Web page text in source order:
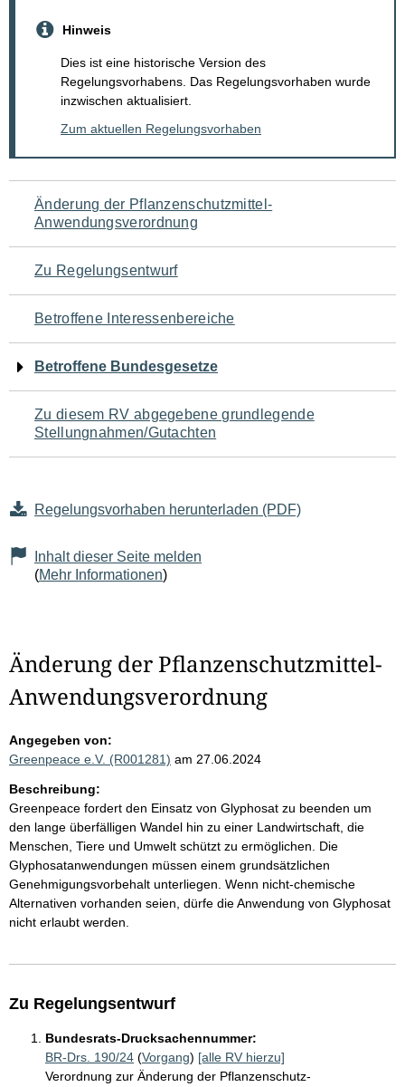
Hinweis
Dies ist eine historische Version des
Regelungsvorhabens. Das Regelungsvorhaben wurde
inzwischen aktualisiert.
Zum aktuellen Regelungsvorhaben
Navigation
für
den
Seiteninhalt
Änderung der Pflanzenschutzmittel-
Anwendungsverordnung
Zu Regelungsentwurf
Betroffene Interessenbereiche
Betroffene Bundesgesetze
Zu diesem RV abgegebene grundlegende
Stellungnahmen/Gutachten
Regelungsvorhaben herunterladen (PDF)
Inhalt dieser Seite melden
(Mehr Informationen)
Änderung der Pflanzenschutzmittel-
Anwendungsverordnung
Angegeben von:
Greenpeace e.V. (R001281) am 27.06.2024
Beschreibung:
Greenpeace fordert den Einsatz von Glyphosat zu beenden um
den lange überfälligen Wandel hin zu einer Landwirtschaft, die
Menschen, Tiere und Umwelt schützt zu ermöglichen. Die
Glyphosatanwendungen müssen einem grundsätzlichen
Genehmigungsvorbehalt unterliegen. Wenn nicht-chemische
Alternativen vorhanden seien, dürfe die Anwendung von Glyphosat
nicht erlaubt werden.
Zu Regelungsentwurf
Bundesrats-Drucksachennummer:
BR-Drs. 190/24 (Vorgang) [alle RV hierzu]
Verordnung zur Änderung der Pflanzenschutz-